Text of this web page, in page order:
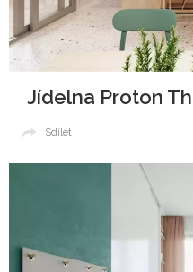
Jídelna Proton
Sdílet